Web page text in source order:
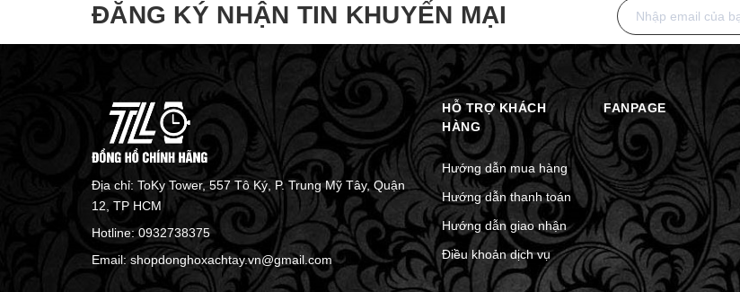
ĐĂNG KÝ NHẬN TIN KHUYẾN MẠI
Địa chỉ: ToKy Tower, 557 Tô Ký, P. Trung Mỹ Tây, Quận
12, TP HCM
Hotline:0932738375
Email: shopdonghoxachtay.vn@gmail.com
HỖ TRỢ KHÁCH
HÀNG
Hướng dẫn mua hàng
Hướng dẫn thanh toán
Hướng dẫn giao nhận
Điều khoản dịch vụ
FANPAGE